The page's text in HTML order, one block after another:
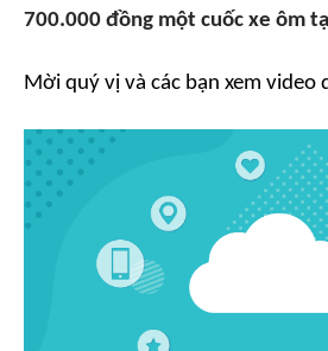
700.000 đồng một cuốc xe ôm
Mời quý vị và các bạn xem video